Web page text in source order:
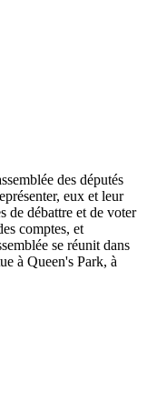
des députés
eux et leur
de débattre et de voter
comptes, et
se réunit dans
à Queen's Park, à